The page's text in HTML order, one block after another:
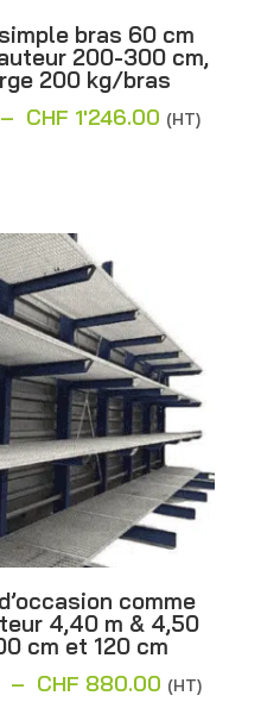
bras 60 cm
200-300 cm,
200 kg/bras
– CHF 1'246.00Plage
(HT)
comme
4,40 m & 4,50
cm et 120 cm
– CHF 880.00Plage
(HT)